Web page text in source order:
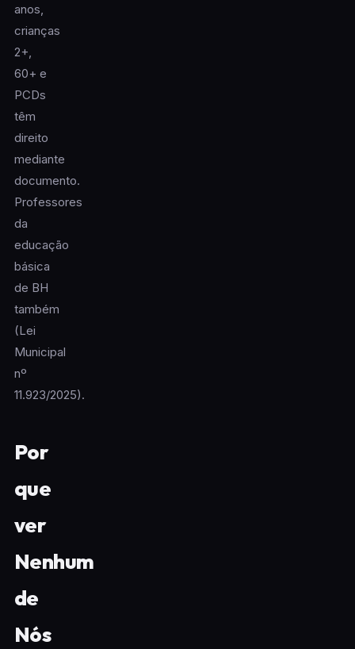
anos,
crianças
2+,
60+ e
PCDs
têm
direito
mediante
documento.
Professores
da
educação
básica
de BH
também
(Lei
Municipal
nº
11.923/2025).
Por
que
ver
Nenhum
de
Nós